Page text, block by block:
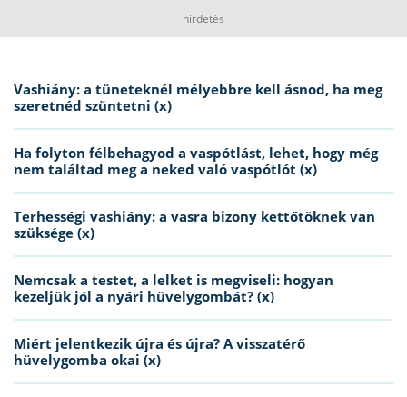
hirdetés
Vashiány: a tüneteknél mélyebbre kell ásnod, ha meg
szeretnéd szüntetni (x)
Ha folyton félbehagyod a vaspótlást, lehet, hogy még
nem találtad meg a neked való vaspótlót (x)
Terhességi vashiány: a vasra bizony kettőtöknek van
szüksége (x)
Nemcsak a testet, a lelket is megviseli: hogyan
kezeljük jól a nyári hüvelygombát? (x)
Miért jelentkezik újra és újra? A visszatérő
hüvelygomba okai (x)